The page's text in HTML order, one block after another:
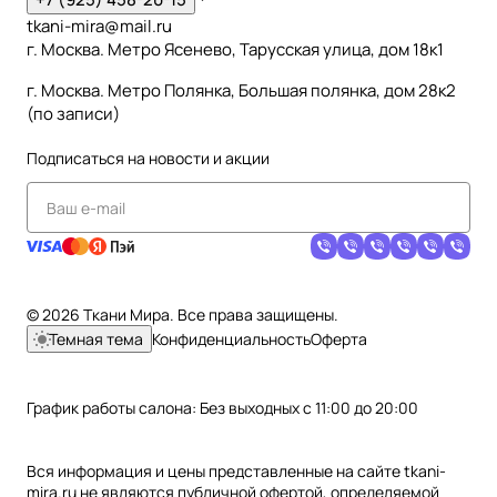
tkani-mira@mail.ru
г. Москва. Метро Ясенево, Тарусская улица, дом 18к1
г. Москва. Метро Полянка, Большая полянка, дом 28к2
(по записи)
Подписаться на новости и акции
© 2026 Ткани Мира. Все права защищены.
Темная тема КонфиденциальностьОферта
График работы салона: Без выходных с 11:00 до 20:00
Вся информация и цены представленные на сайте tkani-
mira.ru не являются публичной офертой, определяемой